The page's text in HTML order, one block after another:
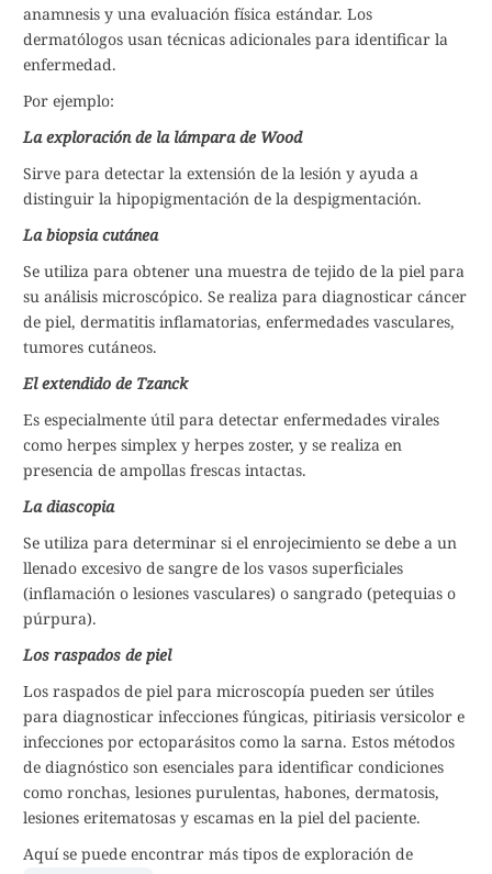
anamnesis y una evaluación física estándar. Los
dermatólogos usan técnicas adicionales para identificar la
enfermedad.
Por ejemplo:
La exploración de la lámpara de Wood
Sirve para detectar la extensión de la lesión y ayuda a
distinguir la hipopigmentación de la despigmentación.
La biopsia cutánea
Se utiliza para obtener una muestra de tejido de la piel para
su análisis microscópico. Se realiza para diagnosticar cáncer
de piel, dermatitis inflamatorias, enfermedades vasculares,
tumores cutáneos.
El extendido de Tzanck
Es especialmente útil para detectar enfermedades virales
como herpes simplex y herpes zoster, y se realiza en
presencia de ampollas frescas intactas.
La diascopia
Se utiliza para determinar si el enrojecimiento se debe a un
llenado excesivo de sangre de los vasos superficiales
(inflamación o lesiones vasculares) o sangrado (petequias o
púrpura).
Los raspados de piel
Los raspados de piel para microscopía pueden ser útiles
para diagnosticar infecciones fúngicas, pitiriasis versicolor e
infecciones por ectoparásitos como la sarna. Estos métodos
de diagnóstico son esenciales para identificar condiciones
como ronchas, lesiones purulentas, habones, dermatosis,
lesiones eritematosas y escamas en la piel del paciente.
Aquí se puede encontrar más tipos de exploración de